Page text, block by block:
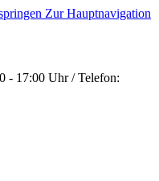
Zur Hauptnavigation
- 17:00 Uhr / Telefon: